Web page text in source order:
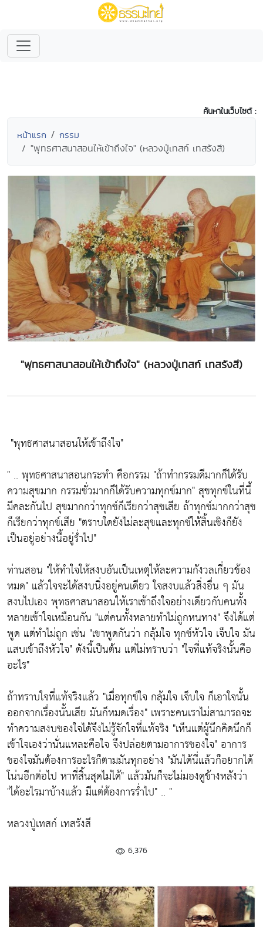
ค้นหาในเว็บไซต์ :
หน้าแรก กรรม
"พุทธศาสนาสอนให้เข้าถึงใจ" (หลวงปู่เทสก์ เทสรังสี)
"พุทธศาสนาสอนให้เข้าถึงใจ" (หลวงปู่เทสก์ เทสรังสี)
"พุทธศาสนาสอนให้เข้าถึงใจ"
" .. พุทธศาสนาสอนกระทำ คือกรรม "ถ้าทำกรรมดีมากก็ได้รับ
ความสุขมาก กรรมชั่วมากก็ได้รับความทุกข์มาก"สุขทุกข์ในที่นี้
มีคละกันไป สุขมากกว่าทุกข์ก็เรียกว่าสุขเสีย ถ้าทุกข์มากกว่าสุข
ก็เรียกว่าทุกข์เสีย "ตราบใดยังไม่ละสุขและทุกข์ให้สิ้นเชิงก็ยัง
เป็นอยู่อย่างนี้อยู่ร่ำไป"
ท่านสอน "ให้ทำใจให้สงบอันเป็นเหตุให้ละความกังวลเกี่ยวข้อง
หมด" แล้วใจจะได้สงบนิ่งอยู่คนเดียว ใจสงบแล้วสิ่งอื่น ๆ มัน
สงบไปเอง พุทธศาสนาสอนให้เราเข้าถึงใจอย่างเดียวกับคนทั้ง
หลายเข้าใจเหมือนกัน "แต่คนทั้งหลายทำไม่ถูกหนทาง"จึงได้แต่
พูด แต่ทำไม่ถูก เช่น "เขาพูดกันว่า กลุ้มใจ ทุกข์หัวใจ เจ็บใจ มัน
แสบเข้าถึงหัวใจ"ดังนี้เป็นต้น แต่ไม่ทราบว่า "ใจที่แท้จริงนั้นคือ
อะไร"
ถ้าทราบใจที่แท้จริงแล้ว "เมื่อทุกข์ใจ กลุ้มใจ เจ็บใจ ก็เอาใจนั้น
ออกจากเรื่องนั้นเสีย มันก็หมดเรื่อง" เพราะคนเราไม่สามารถจะ
ทำความสงบของใจได้จึงไม่รู้จักใจที่แท้จริง "เห็นแต่ผู้นึกคิดนึกก็
เข้าใจเองว่านั่นแหละคือใจ จึงปล่อยตามอาการของใจ"อาการ
ของใจมันต้องการอะไรก็ตามมันทุกอย่าง "มันได้นี่แล้วก็อยากได้
โน่นอีกต่อไป หาที่สิ้นสุดไม่ได้" แล้วมันก็จะไม่มองดูข้างหลังว่า
"ได้อะไรมาบ้างแล้ว มีแต่ต้องการร่ำไป" .. "
หลวงปู่เทสก์ เทสรังสี
6,376